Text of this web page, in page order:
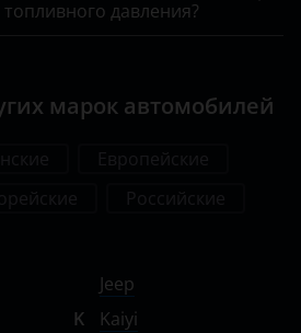
давления?
марок автомобилей
Jeep
K
Kaiyi